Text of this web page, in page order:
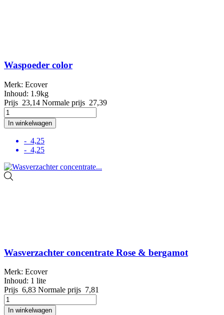
Waspoeder color
Merk: Ecover
Inhoud: 1.9kg
Prijs 23,14 Normale prijs 27,39
In winkelwagen
- 4,25
- 4,25
Wasverzachter concentrate Rose & bergamot
Merk: Ecover
Inhoud: 1 lite
Prijs 6,83 Normale prijs 7,81
In winkelwagen